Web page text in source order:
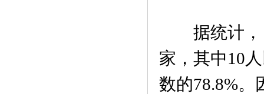
据统计，
家，其中10
数的78.8%。